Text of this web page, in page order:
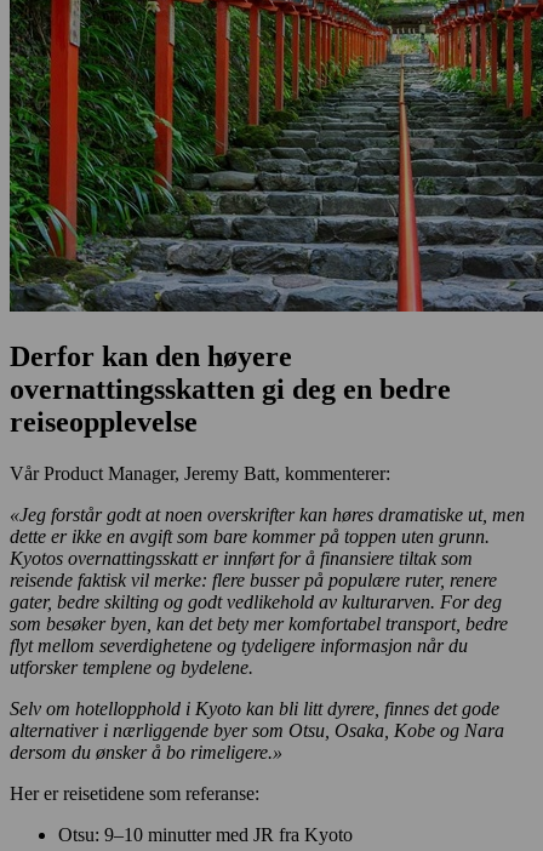
Derfor kan den høyere
overnattingsskatten gi deg en bedre
reiseopplevelse
Vår Product Manager, Jeremy Batt, kommenterer:
«Jeg forstår godt at noen overskrifter kan høres dramatiske ut, men
dette er ikke en avgift som bare kommer på toppen uten grunn.
Kyotos overnattingsskatt er innført for å finansiere tiltak som
reisende faktisk vil merke: flere busser på populære ruter, renere
gater, bedre skilting og godt vedlikehold av kulturarven. For deg
som besøker byen, kan det bety mer komfortabel transport, bedre
flyt mellom severdighetene og tydeligere informasjon når du
utforsker templene og bydelene.
Selv om hotellopphold i Kyoto kan bli litt dyrere, finnes det gode
alternativer i nærliggende byer som Otsu, Osaka, Kobe og Nara
dersom du ønsker å bo rimeligere.»
Her er reisetidene som referanse:
Otsu: 9–10 minutter med JR fra Kyoto